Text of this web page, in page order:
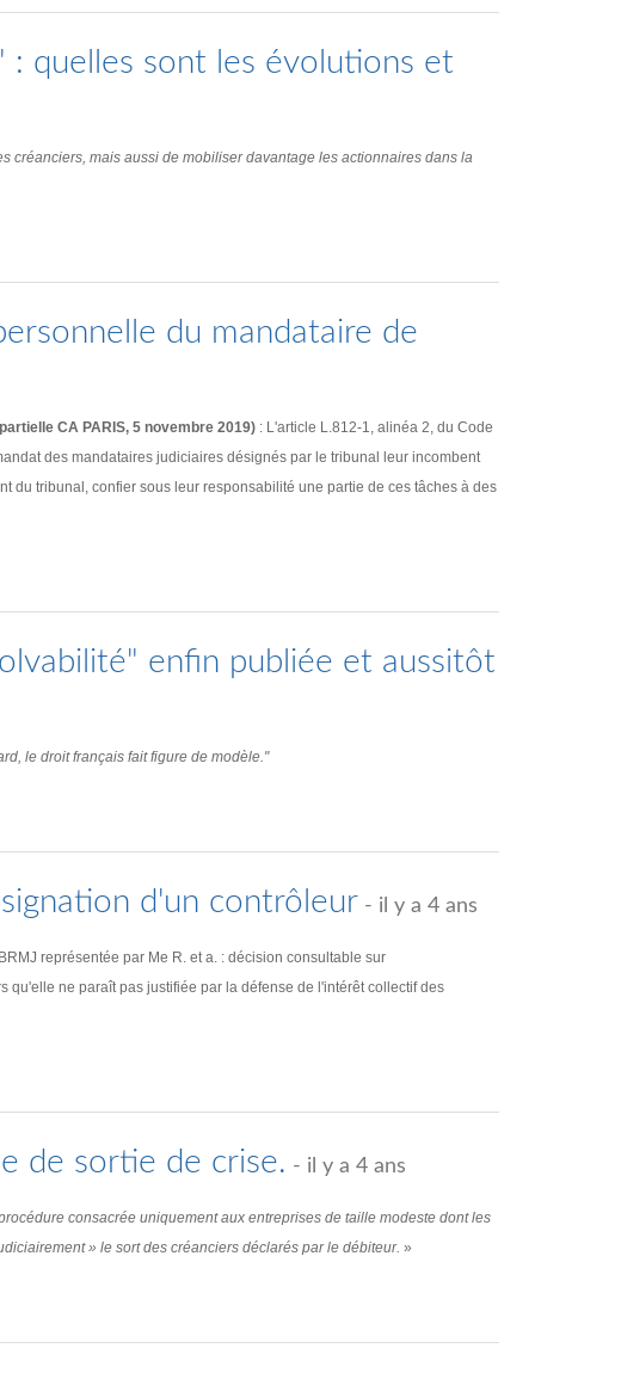
: quelles sont les évolutions et
créanciers, mais aussi de mobiliser davantage les actionnaires dans la
du mandataire de
CA PARIS, 5 novembre 2019) : L'article L.812-1, alinéa 2, du Code
des mandataires judiciaires désignés par le tribunal leur incombent
du tribunal, confier sous leur responsabilité une partie de ces tâches à des
enfin publiée et aussitôt
le droit français fait figure de modèle."
d'un contrôleur - il y a 4 ans
représentée par Me R. et a. : décision consultable sur
qu'elle ne paraît pas justifiée par la défense de l'intérêt collectif des
de sortie de crise. - il y a 4 ans
consacrée uniquement aux entreprises de taille modeste dont les
» le sort des créanciers déclarés par le débiteur. »